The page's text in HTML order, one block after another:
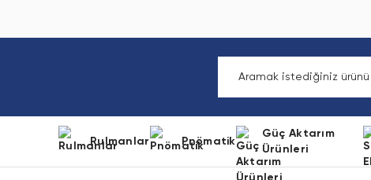
Rulmanlar Pnömatik
Güç Aktarım
Ürünleri